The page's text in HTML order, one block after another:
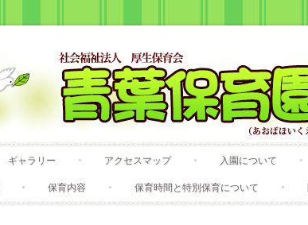
content
ギャラリー アクセスマップ 入園について
保育内容 保育時間と特別保育について